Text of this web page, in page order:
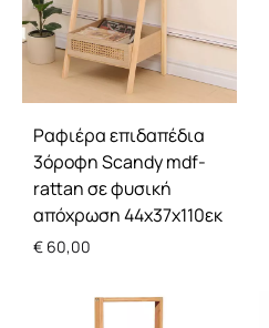
Ραφιέρα επιδαπέδια
3όροφη Scandy mdf-
rattan σε φυσική
απόχρωση 44x37x110εκ
€ 60,00